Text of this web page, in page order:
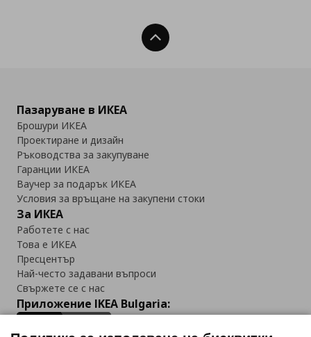
Нагоре
Пазаруване в ИКЕА
Брошури ИКЕА
Проектиране и дизайн
Ръководства за закупуване
Гаранции ИКЕА
Ваучер за подарък ИКЕА
Условия за връщане на закупени стоки
За ИКЕА
Работете с нас
Това е ИКЕА
Пресцентър
Най-често задавани въпроси
Свържете се с нас
Приложение IKEA Bulgaria: